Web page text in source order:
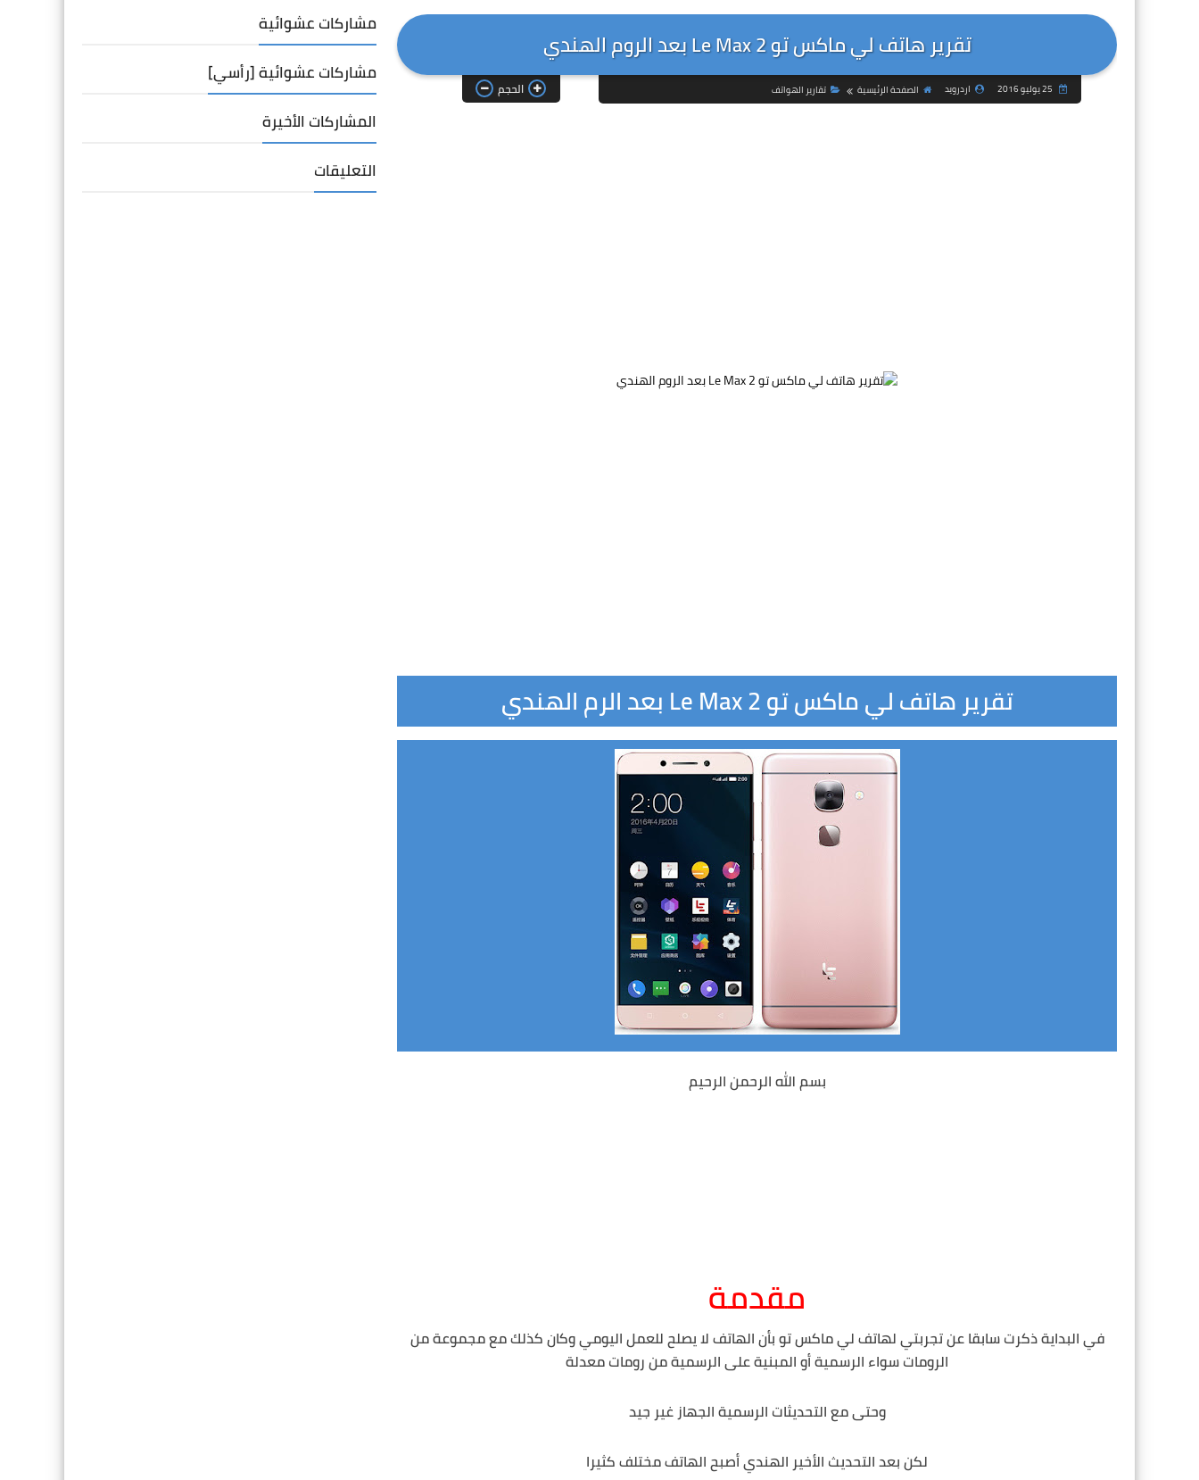
تقرير هاتف لي ماكس تو Le Max 2 بعد الروم الهندي
اردرويد الصفحة الرئيسية تقارير الهواتف الحجم
تقرير هاتف لي ماكس تو Le Max 2 بعد الرم الهندي
بسم الله الرحمن الرحيم
مقدمة
في البداية ذكرت سابقا عن تجربتي لهاتف لي ماكس تو بأن الهاتف لا يصلح للعمل اليومي وكان كذلك مع مجموعة من
الرومات سواء الرسمية أو المبنية على الرسمية من رومات معدلة
وحتى مع التحديثات الرسمية الجهاز غير جيد
لكن بعد التحديث الأخير الهندي أصبح الهاتف مختلف كثيرا
مشاركات عشوائية
مشاركات عشوائية [رأسي]
المشاركات الأخيرة
التعليقات